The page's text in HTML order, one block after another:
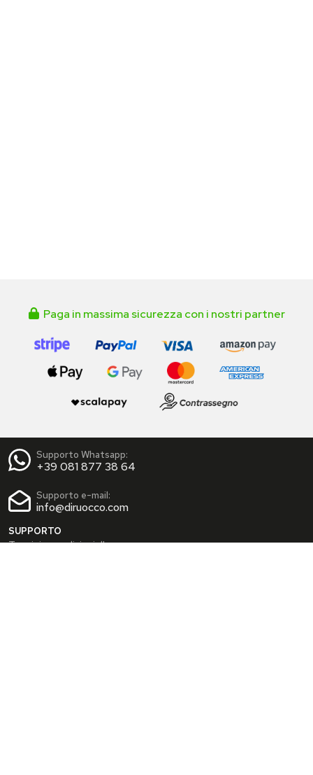
Paga in massima sicurezza con i nostri partner
Supporto Whatsapp:
+39 081 877 38 64
Supporto e-mail:
info@diruocco.com
SUPPORTO
Termini e condizioni d'uso